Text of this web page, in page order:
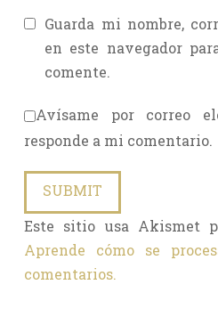
Guarda mi nombre,
en este navegador
comente.
Avísame por correo
responde a mi comentario.
Este sitio usa Akismet
Aprende cómo se
comentarios.